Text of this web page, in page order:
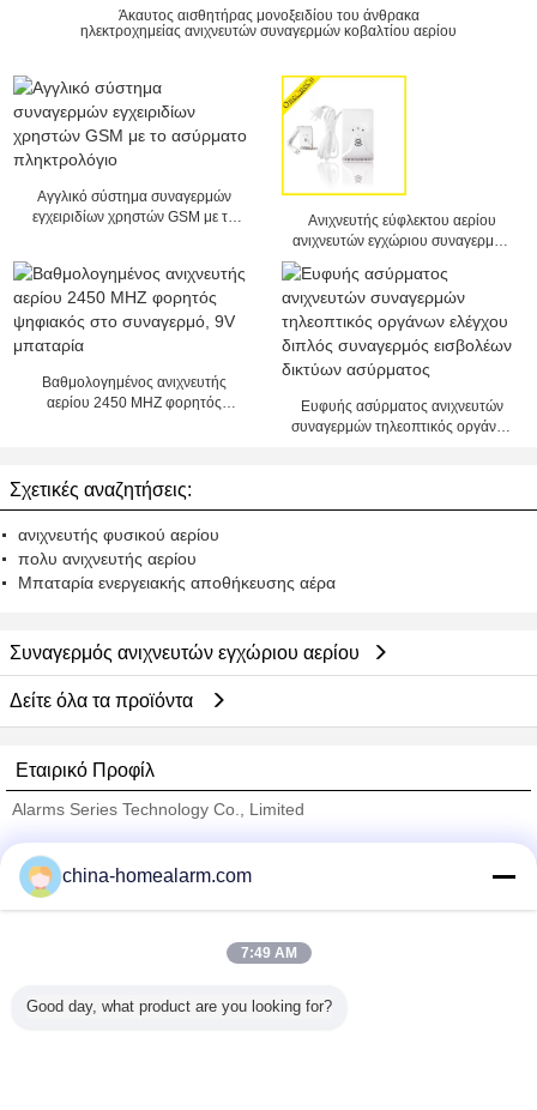
Άκαυτος αισθητήρας μονοξειδίου του άνθρακα
ηλεκτροχημείας ανιχνευτών συναγερμών κοβαλτίου αερίου
Αγγλικό σύστημα συναγερμών
εγχειριδίων χρηστών GSM με το
Ανιχνευτής εύφλεκτου αερίου
ανιχνευτών εγχώριου συναγερμών
πετρελαίου/φυσικού αερίου
Βαθμολογημένος ανιχνευτής
αερίου 2450 MHZ φορητός
Ευφυής ασύρματος ανιχνευτών
συναγερμών τηλεοπτικός οργάνων
Σχετικές αναζητήσεις:
ανιχνευτής φυσικού αερίου
πολυ ανιχνευτής αερίου
Μπαταρία ενεργειακής αποθήκευσης αέρα
Συναγερμός ανιχνευτών εγχώριου αερίου
Δείτε όλα τα προϊόντα
Εταιρικό Προφίλ
Alarms Series Technology Co., Limited
Trust Seal
Verified Suplier
Όλα τα Προϊόντα
china-homealarm.com
7:49 AM
Good day, what product are you looking for?